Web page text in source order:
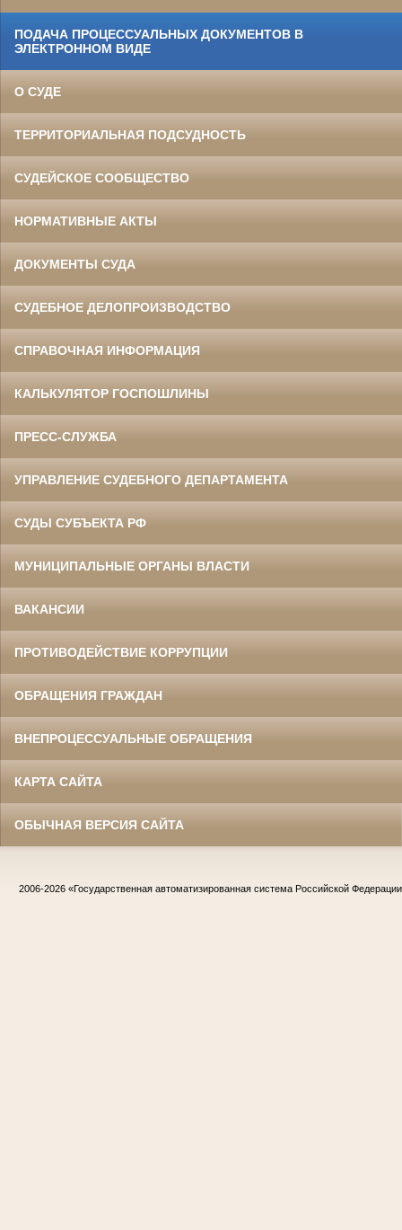
ПОДАЧА ПРОЦЕССУАЛЬНЫХ ДОКУМЕНТОВ В
ЭЛЕКТРОННОМ ВИДЕ
О СУДЕ
ТЕРРИТОРИАЛЬНАЯ ПОДСУДНОСТЬ
СУДЕЙСКОЕ СООБЩЕСТВО
НОРМАТИВНЫЕ АКТЫ
ДОКУМЕНТЫ СУДА
СУДЕБНОЕ ДЕЛОПРОИЗВОДСТВО
СПРАВОЧНАЯ ИНФОРМАЦИЯ
КАЛЬКУЛЯТОР ГОСПОШЛИНЫ
ПРЕСС-СЛУЖБА
УПРАВЛЕНИЕ СУДЕБНОГО ДЕПАРТАМЕНТА
СУДЫ СУБЪЕКТА РФ
МУНИЦИПАЛЬНЫЕ ОРГАНЫ ВЛАСТИ
ВАКАНСИИ
ПРОТИВОДЕЙСТВИЕ КОРРУПЦИИ
ОБРАЩЕНИЯ ГРАЖДАН
ВНЕПРОЦЕССУАЛЬНЫЕ ОБРАЩЕНИЯ
КАРТА САЙТА
ОБЫЧНАЯ ВЕРСИЯ САЙТА
2006-2026 «Государственная автоматизированная система Российской